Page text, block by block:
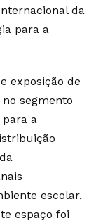
da
para a
exposição de
segmento
a
escolar,
espaço foi